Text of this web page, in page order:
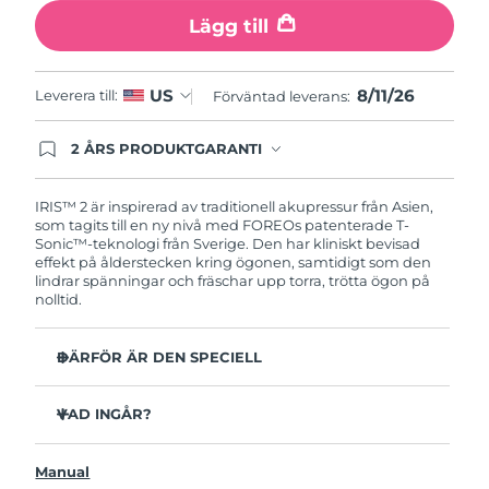
Lägg till
Leverera till: US Förväntad leverans: 8/11/26
2 ÅRS PRODUKTGARANTI
utan extra kostnad om du får problem med den
inom två år efter inköpsdatum.
IRIS™ 2 är inspirerad av traditionell akupressur från Asien,
som tagits till en ny nivå med FOREOs patenterade T-
Sonic™-teknologi från Sverige. Den har kliniskt bevisad
effekt på ålderstecken kring ögonen, samtidigt som den
lindrar spänningar och fräschar upp torra, trötta ögon på
nolltid.
DÄRFÖR ÄR DEN SPECIELL
ögonvård.
3,5x mer effektiv mot mörka ringar under ögonen*
Minskar mörka ringar med 70% och kråkfötter och fina
VAD INGÅR?
USB-laddkabel
Manual
Turkiet Förväntad leverans 8/11/26
Förenade
Arabemiraten
Storbritannien Förväntad leverans
Uzbekistan Förväntad leverans8/15/26
Vietnam